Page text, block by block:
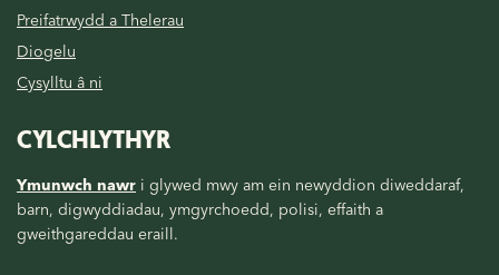
Preifatrwydd a Thelerau
Diogelu
Cysylltu â ni
CYLCHLYTHYR
Ymunwch nawr i glywed mwy am ein newyddion diweddaraf,
barn, digwyddiadau, ymgyrchoedd, polisi, effaith a
gweithgareddau eraill.